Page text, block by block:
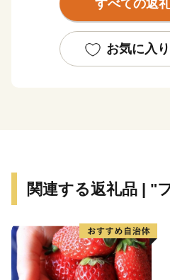
ています。
出身地であり、
駅構内に「名探偵コナン」の
す。
ちづくりを進めていきます。
みなさまの応援をよろしくお
すべての返
お気に入
関連する返礼品 | "